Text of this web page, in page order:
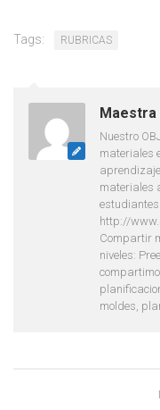
Tags: RUBRICAS
Nuestro
materiales
materiales
estudiantes.
http://
Compartir
niveles:
moldes,